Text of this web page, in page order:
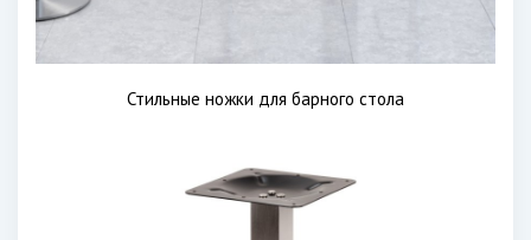
Стильные ножки для барного стола